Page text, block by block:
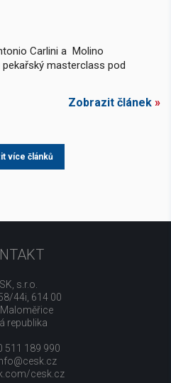
Carlini a Molino
masterclass pod
Zobrazit článek »
více článků
s.r.o.
44i, 614 00
republika
511 189 990
cesk.cz